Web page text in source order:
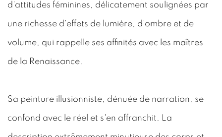
d'attitudes féminines, délicatement soulignées par
une richesse d'effets de lumière, d'ombre et de
volume, qui rappelle ses affinités avec les maîtres
de la Renaissance.
Sa peinture illusionniste, dénuée de narration, se
confond avec le réel et s'en affranchit. La